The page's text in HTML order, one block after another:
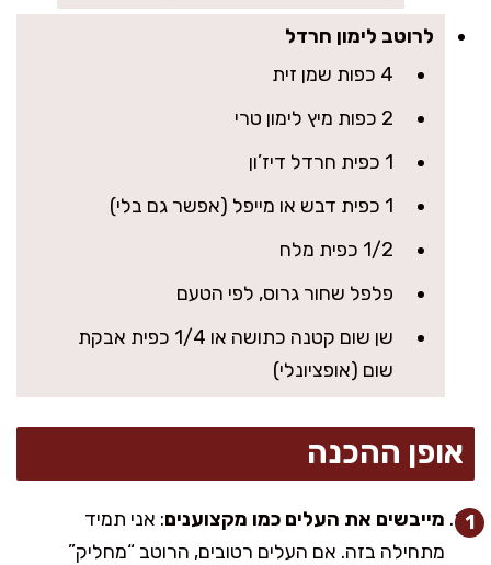
לרוטב לימון חרדל
4 כפות שמן זית
2 כפות מיץ לימון טרי
1 כפית חרדל דיז’ון
1 כפית דבש או מייפל (אפשר גם בלי)
1/2 כפית מלח
פלפל שחור גרוס, לפי הטעם
שן שום קטנה כתושה או 1/4 כפית אבקת
שום (אופציונלי)
אופן ההכנה
מייבשים את העלים כמו מקצוענים: אני תמיד
מתחילה בזה. אם העלים רטובים, הרוטב “מחליק”